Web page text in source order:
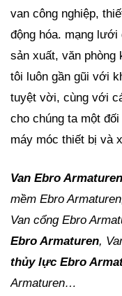
van công nghiệp,
động hóa. mạng
sản xuất, văn phòng
tôi luôn gần gũi với
tuyệt vời, cùng với
cho chúng ta một
máy móc thiết bị và
Van Ebro
mềm Ebro
Van cổng Ebro
Ebro Armaturen,
thủy lực Ebro
Armaturen…